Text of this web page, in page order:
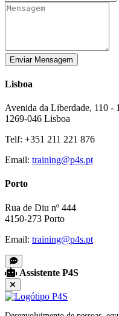
Enviar Mensagem
Lisboa
Avenida da Liberdade, 110 -
1269-046 Lisboa
Telf: +351 211 221 876
Email: training@p4s.pt
Porto
Rua de Diu nº 444
4150-273 Porto
Email: training@p4s.pt
Assistente P4S